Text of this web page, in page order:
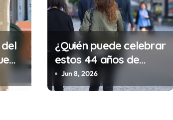
¿Quién puede celebrar
estos 44 años de
autonomía?
Jun 8, 2026